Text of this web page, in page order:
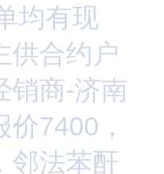
均有现
供合约户
销商-济南
7400，
邻法苯酐